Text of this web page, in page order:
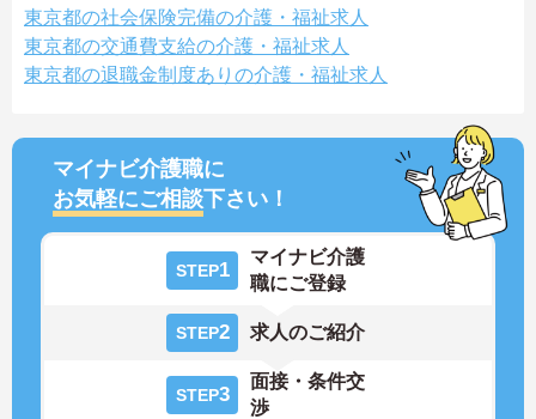
東京都の社会保険完備の介護・福祉求人
東京都の交通費支給の介護・福祉求人
東京都の退職金制度ありの介護・福祉求人
マイナビ介護職に
お気軽にご相談下さい！
STEP1
マイナビ介護
職にご登録
STEP2 求人のご紹介
STEP3
面接・条件交
渉